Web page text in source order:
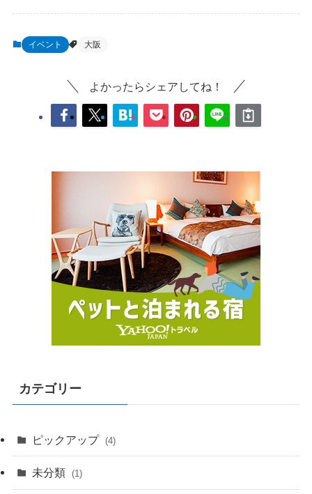
イベント 大阪
よかったらシェアしてね！
カテゴリー
ピックアップ (4)
未分類 (1)